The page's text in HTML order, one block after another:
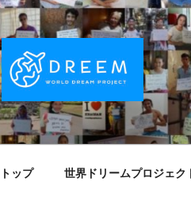
DREEM | 世
PROJECT
夢をもつワクワクを世界中に！
トップ 世界ドリームプロジェク